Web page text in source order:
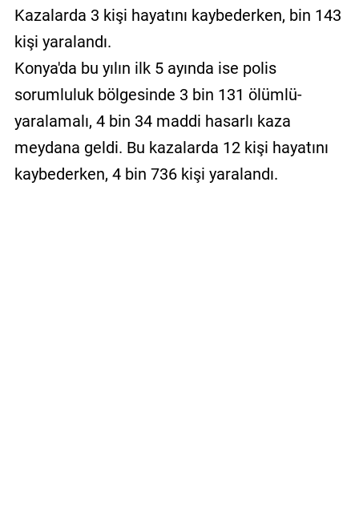
Kazalarda 3 kişi hayatını kaybederken, bin 143
kişi yaralandı.
Konya'da bu yılın ilk 5 ayında ise polis
sorumluluk bölgesinde 3 bin 131 ölümlü-
yaralamalı, 4 bin 34 maddi hasarlı kaza
meydana geldi. Bu kazalarda 12 kişi hayatını
kaybederken, 4 bin 736 kişi yaralandı.